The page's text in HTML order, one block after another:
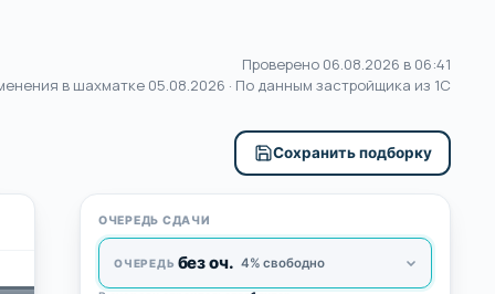
Проверено 06.08.2026 в 06:41
в шахматке 05.08.2026 · По данным застройщика из 1С
Сохранить подборку
ОЧЕРЕДЬ СДАЧИ
ОЧЕРЕДЬ без оч. 4% свободно